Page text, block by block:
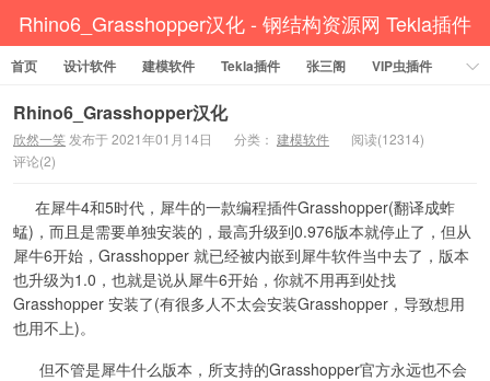
Rhino6_Grasshopper汉化 - 钢结构资源网 Tekla插件
CAD工具 犀牛GH汉化 套料
首页 设计软件 建模软件 Tekla插件 张三阁
VIP虫插件
CAD插件
定尺提料 贱人工具箱
资讯教程
工程模型 关于网站
Rhino6_Grasshopper汉化
欣然一笑 发布于 2021年01月14日 分类： 建模软件
阅读(12314)
评论(2)
在犀牛4和5时代，犀牛的一款编程插件Grasshopper(翻译成蚱
蜢)，而且是需要单独安装的，最高升级到0.976版本就停止了，但从
犀牛6开始，Grasshopper 就已经被内嵌到犀牛软件当中去了，版本
也升级为1.0，也就是说从犀牛6开始，你就不用再到处找
Grasshopper 安装了(有很多人不太会安装Grasshopper，导致想用
也用不上)。
但不管是犀牛什么版本，所支持的Grasshopper官方永远也不会